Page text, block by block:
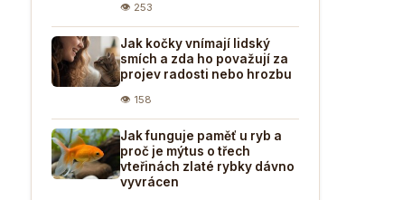
👁 253
Jak kočky vnímají lidský
smích a zda ho považují za
projev radosti nebo hrozbu
👁 158
Jak funguje paměť u ryb a
proč je mýtus o třech
vteřinách zlaté rybky dávno
vyvrácen